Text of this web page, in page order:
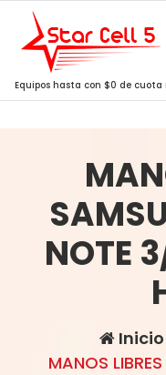
Saltar
contenido
Equipos hasta con $0 de cuota
NOTE
Inicio
MANOS